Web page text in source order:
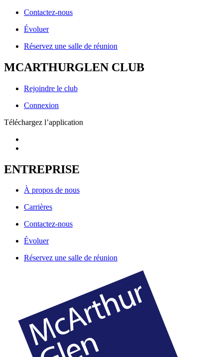
Contactez-nous
Évoluer
Réservez une salle de réunion
MCARTHURGLEN CLUB
Rejoindre le club
Connexion
Téléchargez l’application
ENTREPRISE
À propos de nous
Carrières
Contactez-nous
Évoluer
Réservez une salle de réunion